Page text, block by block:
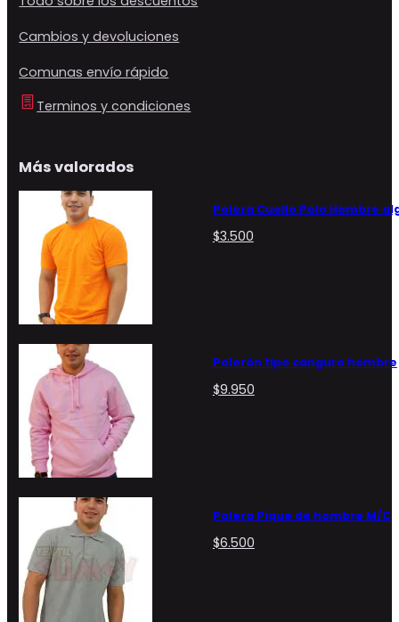
Cambios y devoluciones
Comunas envío rápido
Terminos y condiciones
Más valorados
Polera Cuello Polo Hombre
$3.500
Polerón tipo canguro hombre
$9.950
Polera Pique de hombre M/C
$6.500